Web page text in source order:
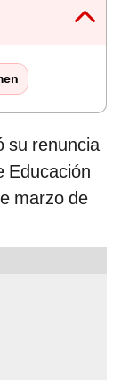
su renuncia
Educación
marzo de